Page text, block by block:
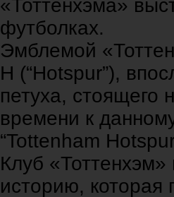
«Тоттенхэма»
футболках.
Эмблемой
H (“Hotspur”),
петуха,
времени к
“Tottenham
Клуб
историю, которая